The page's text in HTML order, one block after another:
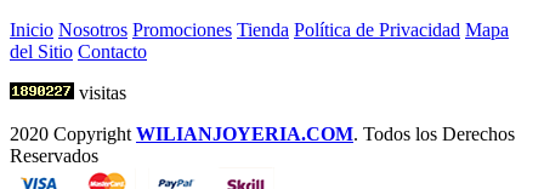
Inicio Nosotros Promociones Tienda Política de Privacidad Mapa
del Sitio Contacto
visitas
2020 Copyright WILIANJOYERIA.COM. Todos los Derechos
Reservados